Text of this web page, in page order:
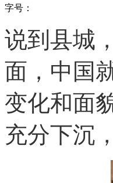
字号：
说到县城
面，中国
变化和面
充分下沉